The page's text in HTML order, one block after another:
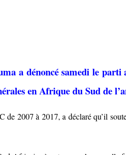
a dénoncé samedi le
en Afrique du Sud de
de 2007 à 2017, a déclaré qu’il